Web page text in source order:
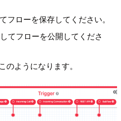
フローを保存してください。
てフローを公開してくださ
ようになります。